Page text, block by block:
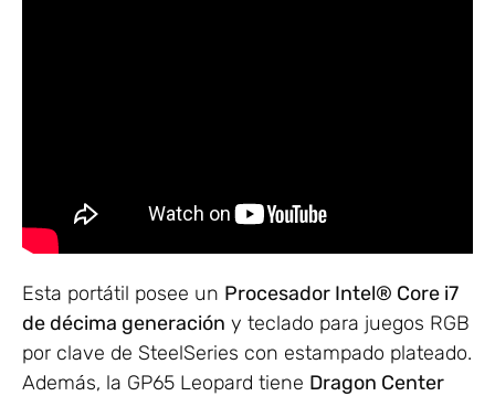
Esta portátil posee un Procesador Intel® Core i7
de décima generación y teclado para juegos RGB
por clave de SteelSeries con estampado plateado.
Además, la GP65 Leopard tiene Dragon Center